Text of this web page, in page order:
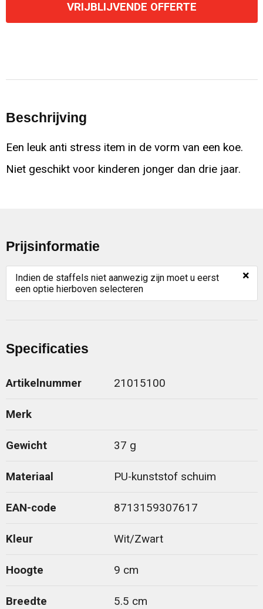
VRIJBLIJVENDE OFFERTE
Beschrijving
Een leuk anti stress item in de vorm van een koe.
Niet geschikt voor kinderen jonger dan drie jaar.
Prijsinformatie
Indien de staffels niet aanwezig zijn moet u eerst
een optie hierboven selecteren
×
Specificaties
Artikelnummer 21015100
Merk
Gewicht 37 g
Materiaal PU-kunststof schuim
EAN-code 8713159307617
Kleur Wit/Zwart
Hoogte 9 cm
Breedte 5.5 cm